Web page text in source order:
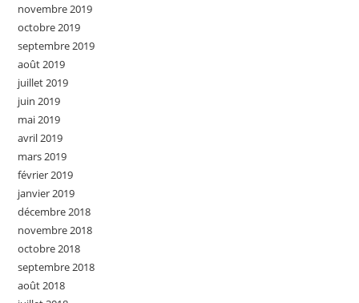
novembre 2019
octobre 2019
septembre 2019
août 2019
juillet 2019
juin 2019
mai 2019
avril 2019
mars 2019
février 2019
janvier 2019
décembre 2018
novembre 2018
octobre 2018
septembre 2018
août 2018